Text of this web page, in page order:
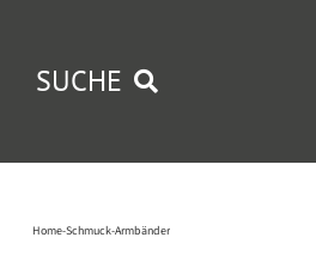
SUCHE
Home-Schmuck-Armbänder